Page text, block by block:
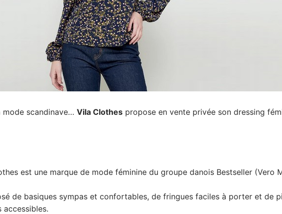
scandinave… Vila Clothespropose en vente privée son dressing
est une marque de mode féminine du groupe danois Bestseller (Vero
de basiques sympas et confortables, de fringues faciles à porter et de
accessibles.